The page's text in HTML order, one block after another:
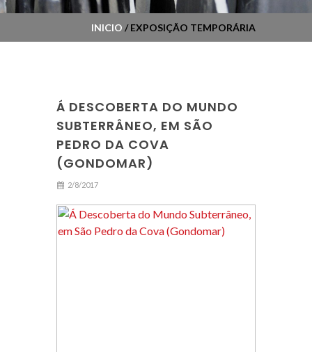
INICIO / EXPOSIÇÃO TEMPORÁRIA
Á DESCOBERTA DO MUNDO
SUBTERRÂNEO, EM SÃO
PEDRO DA COVA
(GONDOMAR)
2/8/2017